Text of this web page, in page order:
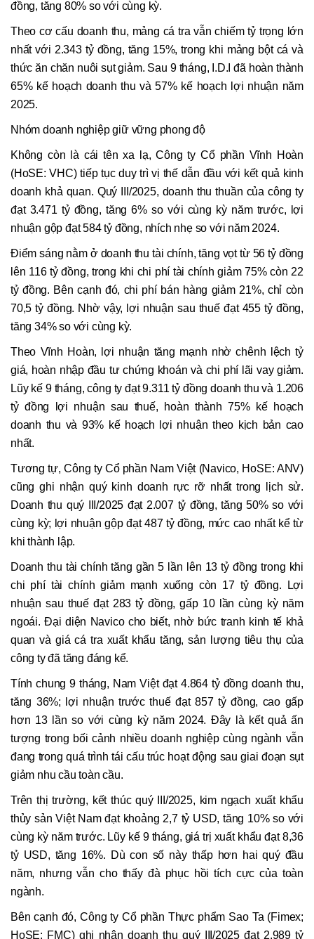
đồng, tăng 80% so với cùng kỳ.
Theo cơ cấu doanh thu, mảng cá tra vẫn chiếm tỷ trọng lớn
nhất với 2.343 tỷ đồng, tăng 15%, trong khi mảng bột cá và
thức ăn chăn nuôi sụt giảm. Sau 9 tháng, I.D.I đã hoàn thành
65% kế hoạch doanh thu và 57% kế hoạch lợi nhuận năm
2025.
Nhóm doanh nghiệp giữ vững phong độ
Không còn là cái tên xa lạ, Công ty Cổ phần Vĩnh Hoàn
(HoSE: VHC) tiếp tục duy trì vị thế dẫn đầu với kết quả kinh
doanh khả quan. Quý III/2025, doanh thu thuần của công ty
đạt 3.471 tỷ đồng, tăng 6% so với cùng kỳ năm trước, lợi
nhuận gộp đạt 584 tỷ đồng, nhích nhẹ so với năm 2024.
Điểm sáng nằm ở doanh thu tài chính, tăng vọt từ 56 tỷ đồng
lên 116 tỷ đồng, trong khi chi phí tài chính giảm 75% còn 22
tỷ đồng. Bên cạnh đó, chi phí bán hàng giảm 21%, chỉ còn
70,5 tỷ đồng. Nhờ vậy, lợi nhuận sau thuế đạt 455 tỷ đồng,
tăng 34% so với cùng kỳ.
Theo Vĩnh Hoàn, lợi nhuận tăng mạnh nhờ chênh lệch tỷ
giá, hoàn nhập đầu tư chứng khoán và chi phí lãi vay giảm.
Lũy kế 9 tháng, công ty đạt 9.311 tỷ đồng doanh thu và 1.206
tỷ đồng lợi nhuận sau thuế, hoàn thành 75% kế hoạch
doanh thu và 93% kế hoạch lợi nhuận theo kịch bản cao
nhất.
Tương tự, Công ty Cổ phần Nam Việt (Navico, HoSE: ANV)
cũng ghi nhận quý kinh doanh rực rỡ nhất trong lịch sử.
Doanh thu quý III/2025 đạt 2.007 tỷ đồng, tăng 50% so với
cùng kỳ; lợi nhuận gộp đạt 487 tỷ đồng, mức cao nhất kể từ
khi thành lập.
Doanh thu tài chính tăng gần 5 lần lên 13 tỷ đồng trong khi
chi phí tài chính giảm mạnh xuống còn 17 tỷ đồng. Lợi
nhuận sau thuế đạt 283 tỷ đồng, gấp 10 lần cùng kỳ năm
ngoái. Đại diện Navico cho biết, nhờ bức tranh kinh tế khả
quan và giá cá tra xuất khẩu tăng, sản lượng tiêu thụ của
công ty đã tăng đáng kể.
Tính chung 9 tháng, Nam Việt đạt 4.864 tỷ đồng doanh thu,
tăng 36%; lợi nhuận trước thuế đạt 857 tỷ đồng, cao gấp
hơn 13 lần so với cùng kỳ năm 2024. Đây là kết quả ấn
tượng trong bối cảnh nhiều doanh nghiệp cùng ngành vẫn
đang trong quá trình tái cấu trúc hoạt động sau giai đoạn sụt
giảm nhu cầu toàn cầu.
Trên thị trường, kết thúc quý III/2025, kim ngạch xuất khẩu
thủy sản Việt Nam đạt khoảng 2,7 tỷ USD, tăng 10% so với
cùng kỳ năm trước. Lũy kế 9 tháng, giá trị xuất khẩu đạt 8,36
tỷ USD, tăng 16%. Dù con số này thấp hơn hai quý đầu
năm, nhưng vẫn cho thấy đà phục hồi tích cực của toàn
ngành.
Bên cạnh đó, Công ty Cổ phần Thực phẩm Sao Ta (Fimex;
HoSE: FMC) ghi nhận doanh thu quý III/2025 đạt 2.989 tỷ